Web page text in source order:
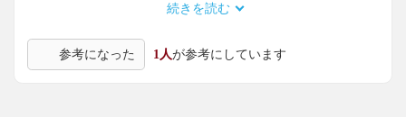
スーパーもコンビニもない小さい島で、立派な温泉施設だと
思います。
続きを読む
参考になった 1人が参考にしています